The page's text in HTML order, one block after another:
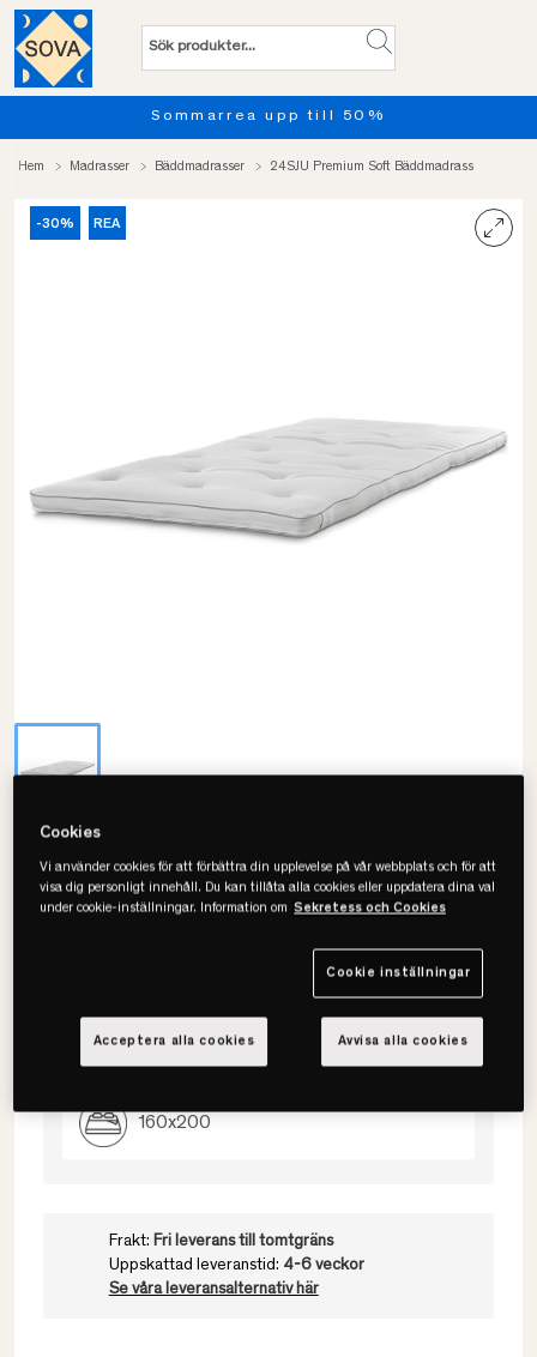
Provsov upp till 100
Hem Madrasser Bäddmadrasser 24SJU Premium Soft Bäddmadrass
-30% REA
24SJU
Premium Soft Bäddmadrass
Välj storlek
160x200
Frakt: Fri leverans till tomtgräns
Uppskattad leveranstid: 4-6 veckor
Se våra leveransalternativ här
Cookies
Vi använder cookies för att förbättra din upplevelse på vår webbplats och för att
visa dig personligt innehåll. Du kan tillåta alla cookies eller uppdatera dina val
under cookie-inställningar. Information om Sekretess och Cookies
Cookie inställningar
Avvisa alla cookies
Acceptera alla cookies